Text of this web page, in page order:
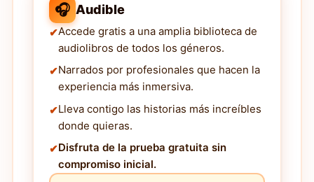
🎧 Audible
Accede gratis a una amplia biblioteca de
audiolibros de todos los géneros.
Narrados por profesionales que hacen la
experiencia más inmersiva.
Lleva contigo las historias más increíbles
donde quieras.
Disfruta de la prueba gratuita sin
compromiso inicial.